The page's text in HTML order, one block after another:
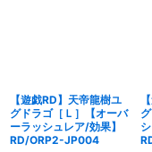
【遊戯RD】天帝龍樹ユ
グドラゴ［Ｌ］【オーバ
ーラッシュレア/効果】
RD/ORP2-JP004